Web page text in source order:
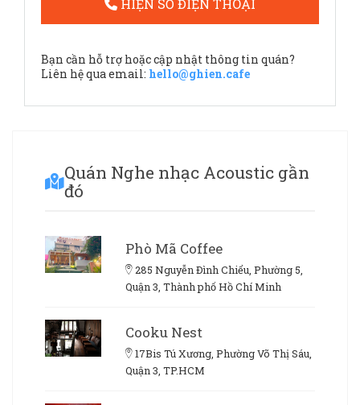
HIỆN SỐ ĐIỆN THOẠI
Bạn cần hỗ trợ hoặc cập nhật thông tin quán?
Liên hệ qua email: hello@ghien.cafe
Quán Nghe nhạc Acoustic gần
đó
Phò Mã Coffee
285 Nguyễn Đình Chiểu, Phường 5,
Quận 3, Thành phố Hồ Chí Minh
Cooku Nest
17Bis Tú Xương, Phường Võ Thị Sáu,
Quận 3, TP.HCM